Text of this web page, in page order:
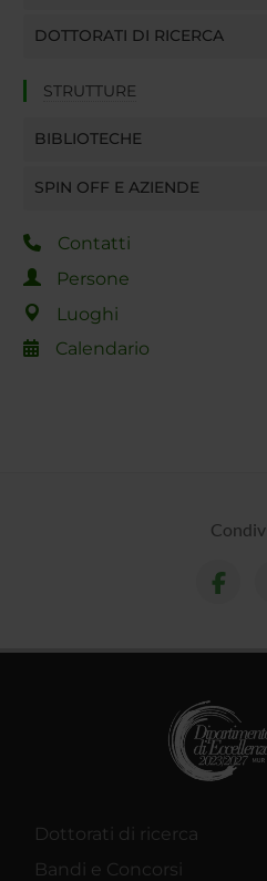
DOTTORATI DI RICERCA
STRUTTURE
BIBLIOTECHE
SPIN OFF E AZIENDE
Contatti
Persone
Luoghi
Calendario
Dottorati di ricerca
Bandi e Concorsi